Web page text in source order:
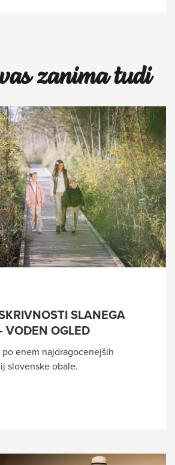
zanima tudi
SLANEGA
OGLED
enem najdragocenejših
slovenske obale.